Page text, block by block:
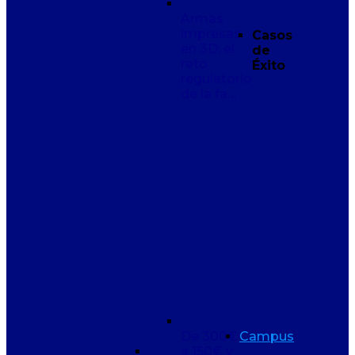
impresas
Casos
de
Éxito
De 300€
Campus